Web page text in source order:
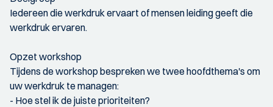
Iedereen die werkdruk ervaart of mensen leiding geeft die
werkdruk ervaren.
Opzet workshop
Tijdens de workshop bespreken we twee hoofdthema's om
uw werkdruk te managen:
- Hoe stel ik de juiste prioriteiten?